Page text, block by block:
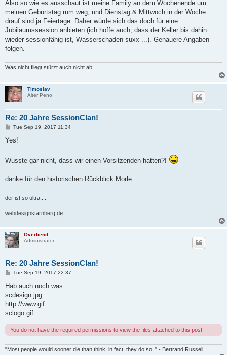
s
Also so wie es ausschaut ist meine Family an dem Wochenende um
meinen Geburtstag rum weg, und Dienstag & Mittwoch in der Woche
drauf sind ja Feiertage. Daher würde sich das doch für eine
Jubiläumssession anbieten (ich hoffe auch, dass der Keller bis dahin
wieder sessionfähig ist, Wasserschaden suxx ...). Genauere Angaben
folgen.
Was nicht fliegt stürzt auch nicht ab!
Timoslav
Alter Peno
Re: 20 Jahre SessionClan!
P
s
Tue Sep 19, 2017 11:34
Yes!
Wusste gar nicht, dass wir einen Vorsitzenden hatten?!
danke für den historischen Rückblick Morle
der ist so ultra....
webdesignstarnberg.de
Overfiend
Administrator
Re: 20 Jahre SessionClan!
P
s
Tue Sep 19, 2017 22:37
Hab auch noch was:
scdesign.jpg
http://www.gif
sclogo.gif
You do not have the required permissions to view the files attached to this post.
"Most people would sooner die than think; in fact, they do so. " - Bertrand Russell